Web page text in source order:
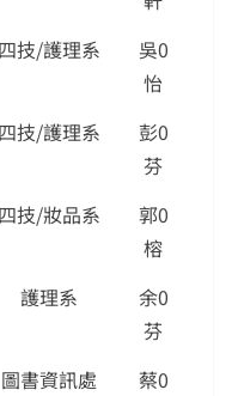
四技/護理系
吳0
怡
四技/護理系
彭0
芬
四技/妝品系
郭0
榕
護理系
余0
芬
圖書資訊處
蔡0